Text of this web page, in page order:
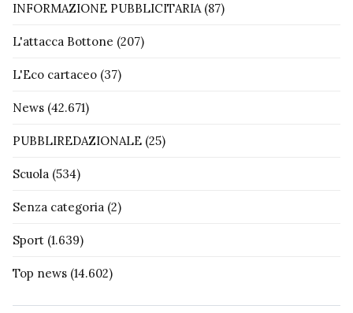
INFORMAZIONE PUBBLICITARIA(87)
L'attacca Bottone (207)
L'Eco cartaceo (37)
News (42.671)
PUBBLIREDAZIONALE (25)
Scuola (534)
Senza categoria (2)
Sport (1.639)
Top news (14.602)